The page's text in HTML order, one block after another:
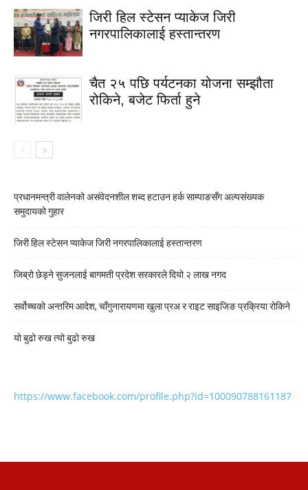
जिरी हिल स्टेसन प्याकेज जिरी
नगरपालिकालाई हस्तान्तरण
चैत २५ पछि पर्यटनका योजना सम्झौता
रोकिने, बजेट फिर्ता हुने
प्रधानमन्त्री वालेनको असंवेदनशील शब्द हटाउन हर्क साम्पाङसँग अल्पसंख्यक
समुदायको गुहार
जिरी हिल स्टेसन प्याकेज जिरी नगरपालिकालाई हस्तान्तरण
जिब्रो छेड्ने सुजनलाई बागमती प्रदेश सरकारले दियो २ लाख नगद
सर्वोच्चको अन्तरिम आदेश, चाँगुनारायणमा खुला प्रअ र राइट साइजिङ प्रक्रिया रोकिने
यो बुढो रुख त्यो बुढो रुख
https://www.facebook.com/profile.php?id=100090788161187